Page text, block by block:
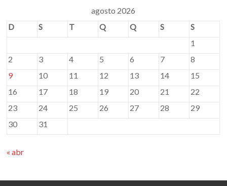
agosto 2026
D
S T Q Q S
S
1
2
3 4 5 6 7
8
9
10 11 12 13 14
15
16
17 18 19 20 21
22
23
24 25 26 27 28
29
30
31
« abr